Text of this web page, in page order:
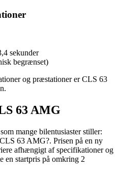
sekunder
begrænset)
og præstationer er CLS 63
63 AMG
mange bilentusiaster stiller:
63 AMG?. Prisen på en ny
afhængigt af specifikationer og
en startpris på omkring 2